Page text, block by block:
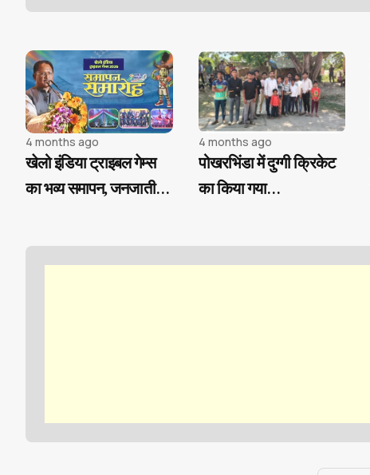
4 months ago
खेलो इंडिया ट्राइबल गेम्स
का भव्य समापन, जनजातीय
4 months ago
पोखरभिंडा में दुग्गी क्रिकेट
का किया गया